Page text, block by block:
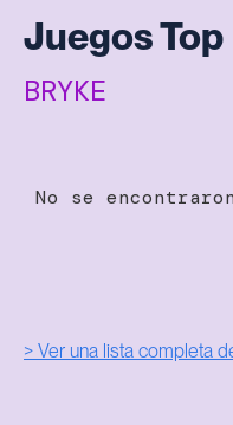
Juegos Top
BRYKE
No se
> Ver una lista completa